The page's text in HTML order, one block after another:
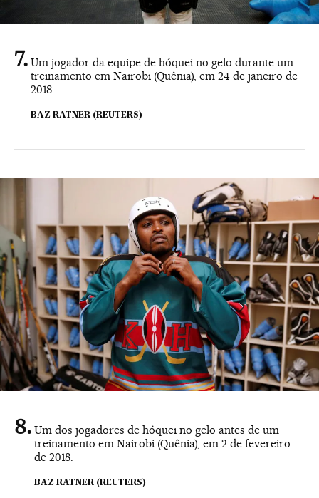
Um jogador da equipe de hóquei no gelo durante um
treinamento em Nairobi (Quênia), em 24 de janeiro de
2018.
BAZ RATNER (REUTERS)
Um dos jogadores de hóquei no gelo antes de um
treinamento em Nairobi (Quênia), em 2 de fevereiro
de 2018.
BAZ RATNER (REUTERS)